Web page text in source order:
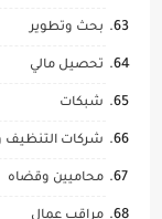
بحث وتطوير
تحصيل مالي
شبكات
شركات التنظيف
محاميين وقضاه